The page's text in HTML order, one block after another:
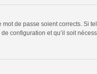
de passe soient corrects. Si
configuration et qu’il soit